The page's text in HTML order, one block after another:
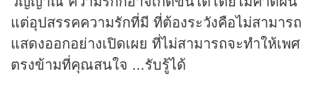
แต่อุปสรรคความรักที่มี ที่ต้องระวังคือไม่สามารถ
แสดงออกอย่างเปิดเผย ที่ไม่สามารถจะทำให้เพศ
ตรงข้ามที่คุณสนใจ ...รับรู้ได้